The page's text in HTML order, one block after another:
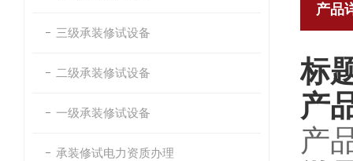
三级承装修试设备
二级承装修试设备
一级承装修试设备
承装修试电力资质办理
产品
标
产
产